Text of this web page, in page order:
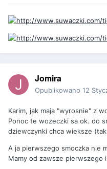
Jomira
Opublikowano 12
Karim, jak maja "wyrosnie" z
Ponoc te wozeczki sa ok. do
dziewczynki chca wieksze
A ja pierwszego smoczka nie
Mamy od zawsze pierwszego